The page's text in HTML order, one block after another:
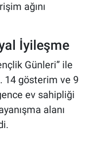
ağını
İyileşme
Günleri” ile
14 gösterim ve 9
ev sahipliği
alanı